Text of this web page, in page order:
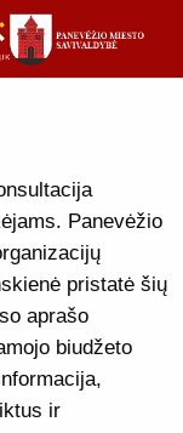
Panevėžio
pristatė šių
aprašo
biudžeto
ir